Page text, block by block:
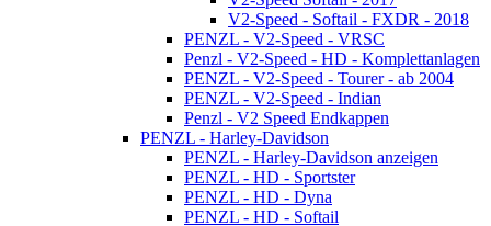
V2-Speed - Softail - FXDR - 2018
PENZL - V2-Speed - VRSC
Penzl - V2-Speed - HD - Komplettanlagen
PENZL - V2-Speed - Tourer - ab 2004
PENZL - V2-Speed - Indian
Penzl - V2 Speed Endkappen
PENZL - Harley-Davidson
PENZL - Harley-Davidson anzeigen
PENZL - HD - Sportster
PENZL - HD - Dyna
PENZL - HD - Softail